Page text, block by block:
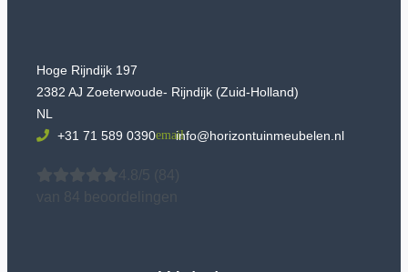
Hoge Rijndijk 197
2382 AJ Zoeterwoude- Rijndijk (Zuid-Holland)
NL
+31 71 589 0390
info@horizontuinmeubelen.nl
4.8/5
(84)
van 84 beoordelingen